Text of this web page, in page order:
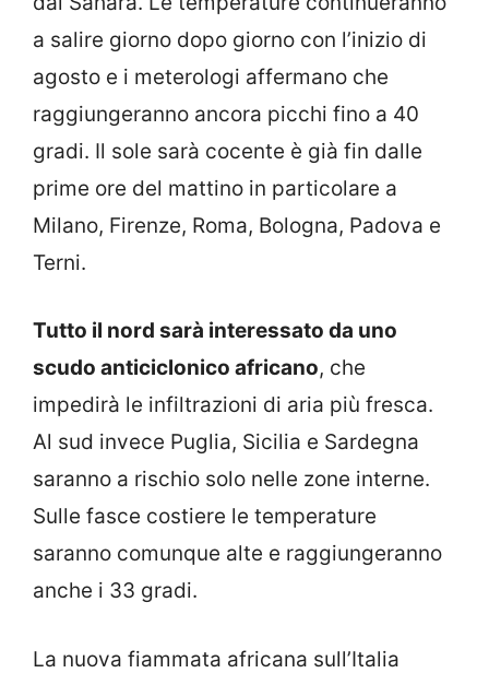
a salire giorno dopo giorno con l’inizio di
agosto e i meterologi affermano che
raggiungeranno ancora picchi fino a 40
gradi. Il sole sarà cocente è già fin dalle
prime ore del mattino in particolare a
Milano, Firenze, Roma, Bologna, Padova e
Terni.
Tutto il nord sarà interessato da uno
scudo anticiclonico africano, che
impedirà le infiltrazioni di aria più fresca.
Al sud invece Puglia, Sicilia e Sardegna
saranno a rischio solo nelle zone interne.
Sulle fasce costiere le temperature
saranno comunque alte e raggiungeranno
anche i 33 gradi.
La nuova fiammata africana sull’Italia